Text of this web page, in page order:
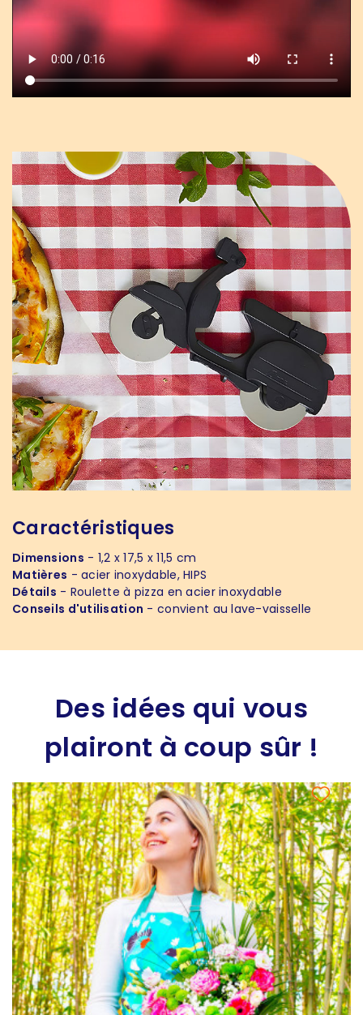
Caractéristiques
Dimensions - 1,2 x 17,5 x 11,5 cm
Matières - acier inoxydable, HIPS
Détails - Roulette à pizza en acier inoxydable
Conseils d'utilisation - convient au lave-vaisselle
Des idées qui vous
plairont à coup sûr !